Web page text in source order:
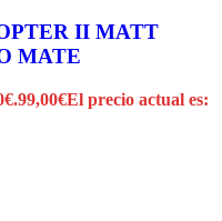
II MATT
MATE
99,00€El precio actual es: